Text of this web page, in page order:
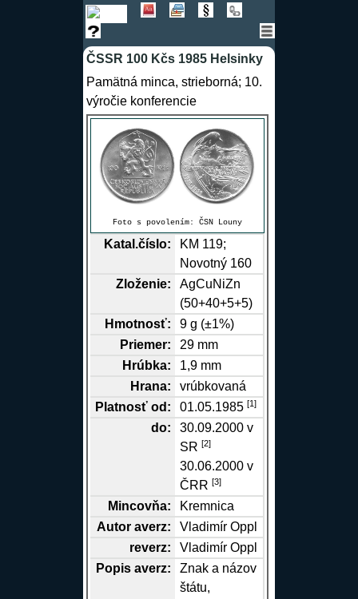
ČSSR 100 Kčs 1985 Helsinky
Pamätná minca, strieborná; 10.
výročie konferencie
Foto s povolením: ČSN Louny
Katal.číslo:
KM 119;
Novotný 160
Zloženie:
AgCuNiZn
(50+40+5+5)
Hmotnosť:
9 g (±1%)
Priemer:
29 mm
Hrúbka:
1,9 mm
Hrana:
vrúbkovaná
Platnosť od:
01.05.1985[1]
do:
30.09.2000 v
SR[2]
30.06.2000 v
ČRR[3]
Mincovňa:
Kremnica
Autor averz:
Vladimír Oppl
reverz:
Vladimír Oppl
Popis averz:
Znak a názov
štátu,